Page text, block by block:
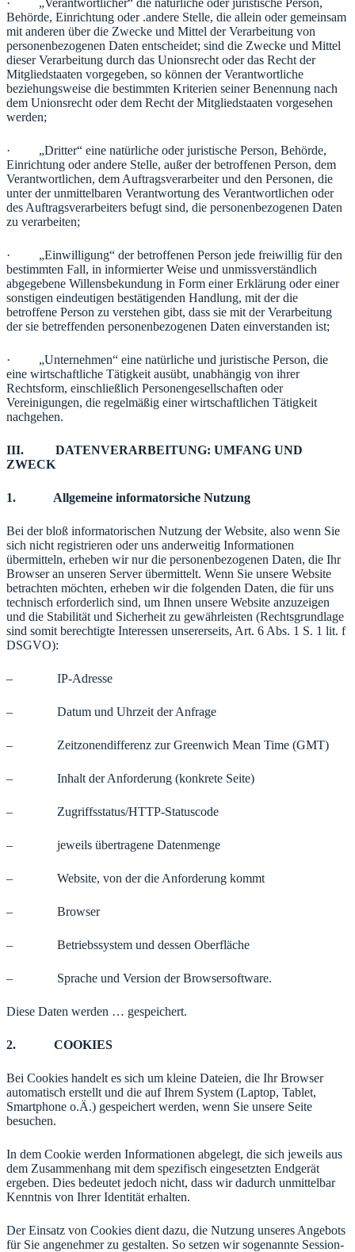
· „Verantwortlicher“ die natürliche oder juristische Person,
Behörde, Einrichtung oder .andere Stelle, die allein oder gemeinsam
mit anderen über die Zwecke und Mittel der Verarbeitung von
personenbezogenen Daten entscheidet; sind die Zwecke und Mittel
dieser Verarbeitung durch das Unionsrecht oder das Recht der
Mitgliedstaaten vorgegeben, so können der Verantwortliche
beziehungsweise die bestimmten Kriterien seiner Benennung nach
dem Unionsrecht oder dem Recht der Mitgliedstaaten vorgesehen
werden;
· „Dritter“ eine natürliche oder juristische Person, Behörde,
Einrichtung oder andere Stelle, außer der betroffenen Person, dem
Verantwortlichen, dem Auftragsverarbeiter und den Personen, die
unter der unmittelbaren Verantwortung des Verantwortlichen oder
des Auftragsverarbeiters befugt sind, die personenbezogenen Daten
zu verarbeiten;
· „Einwilligung“ der betroffenen Person jede freiwillig für den
bestimmten Fall, in informierter Weise und unmissverständlich
abgegebene Willensbekundung in Form einer Erklärung oder einer
sonstigen eindeutigen bestätigenden Handlung, mit der die
betroffene Person zu verstehen gibt, dass sie mit der Verarbeitung
der sie betreffenden personenbezogenen Daten einverstanden ist;
· „Unternehmen“ eine natürliche und juristische Person, die
eine wirtschaftliche Tätigkeit ausübt, unabhängig von ihrer
Rechtsform, einschließlich Personengesellschaften oder
Vereinigungen, die regelmäßig einer wirtschaftlichen Tätigkeit
nachgehen.
III. DATENVERARBEITUNG: UMFANG UND
ZWECK
1. Allgemeine informatorsiche Nutzung
Bei der bloß informatorischen Nutzung der Website, also wenn Sie
sich nicht registrieren oder uns anderweitig Informationen
übermitteln, erheben wir nur die personenbezogenen Daten, die Ihr
Browser an unseren Server übermittelt. Wenn Sie unsere Website
betrachten möchten, erheben wir die folgenden Daten, die für uns
technisch erforderlich sind, um Ihnen unsere Website anzuzeigen
und die Stabilität und Sicherheit zu gewährleisten (Rechtsgrundlage
sind somit berechtigte Interessen unsererseits, Art. 6 Abs. 1 S. 1 lit. f
DSGVO):
– IP-Adresse
– Datum und Uhrzeit der Anfrage
– Zeitzonendifferenz zur Greenwich Mean Time (GMT)
– Inhalt der Anforderung (konkrete Seite)
– Zugriffsstatus/HTTP-Statuscode
– jeweils übertragene Datenmenge
– Website, von der die Anforderung kommt
– Browser
– Betriebssystem und dessen Oberfläche
– Sprache und Version der Browsersoftware.
Diese Daten werden … gespeichert.
2. COOKIES
Bei Cookies handelt es sich um kleine Dateien, die Ihr Browser
automatisch erstellt und die auf Ihrem System (Laptop, Tablet,
Smartphone o.Ä.) gespeichert werden, wenn Sie unsere Seite
besuchen.
In dem Cookie werden Informationen abgelegt, die sich jeweils aus
dem Zusammenhang mit dem spezifisch eingesetzten Endgerät
ergeben. Dies bedeutet jedoch nicht, dass wir dadurch unmittelbar
Kenntnis von Ihrer Identität erhalten.
Der Einsatz von Cookies dient dazu, die Nutzung unseres Angebots
für Sie angenehmer zu gestalten. So setzen wir sogenannte Session-